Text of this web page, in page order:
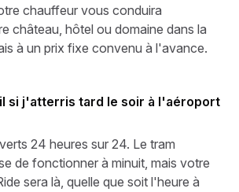
chauffeur vous conduira
château, hôtel ou domaine dans la
à un prix fixe convenu à l'avance.
si j'atterris tard le soir à l'aéroport
24 heures sur 24. Le tram
de fonctionner à minuit, mais votre
sera là, quelle que soit l'heure à